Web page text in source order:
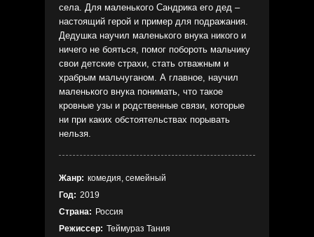
села. Для маленького Сандрика его дед –
настоящий герой и пример для подражания.
Дедушка научил маленького внука никого и
ничего не бояться, помог побороть мальчику
свои детские страхи, стать отважным и
храбрым мальчуганом. А главное, научил
маленького внука понимать, что такое
кровные узы и родственные связи, которые
ни при каких обстоятельствах порывать
нельзя.
Жанр: комедия, семейный
Год: 2019
Страна: Россия
Режиссер: Теймураз Тания